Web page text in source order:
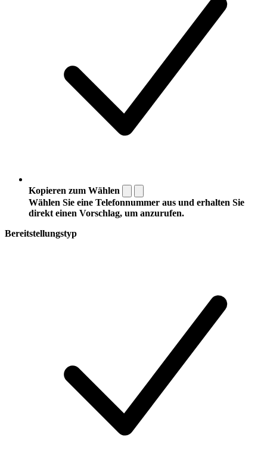
Kopieren zum Wählen
Wählen Sie eine Telefonnummer aus und erhalten Sie
direkt einen Vorschlag, um anzurufen.
Bereitstellungstyp